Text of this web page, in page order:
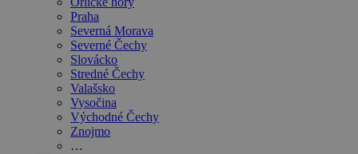
Praha
Severná Morava
Severné Čechy
Slovácko
Stredné Čechy
Valašsko
Vysočina
Východné Čechy
Znojmo
…